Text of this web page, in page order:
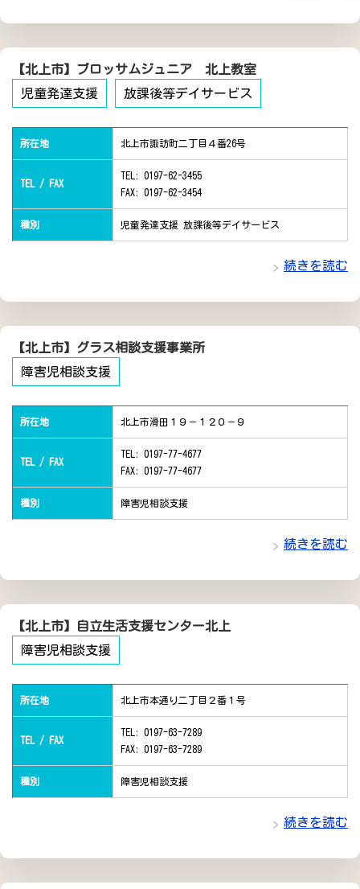
【北上市】ブロッサムジュニア 北上教室
児童発達支援
放課後等デイサービス
所在地 北上市諏訪町二丁目４番26号
TEL / FAX
TEL: 0197-62-3455
FAX: 0197-62-3454
種別 児童発達支援 放課後等デイサービス
続きを読む
【北上市】グラス相談支援事業所
障害児相談支援
所在地 北上市滑田１９－１２０－９
TEL / FAX
TEL: 0197-77-4677
FAX: 0197-77-4677
種別 障害児相談支援
続きを読む
【北上市】自立生活支援センター北上
障害児相談支援
所在地 北上市本通り二丁目２番１号
TEL / FAX
TEL: 0197-63-7289
FAX: 0197-63-7289
種別 障害児相談支援
続きを読む